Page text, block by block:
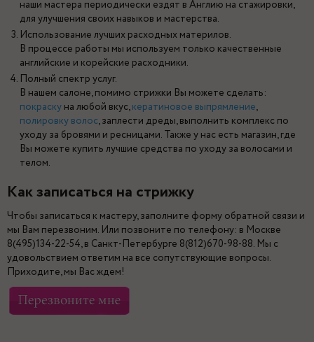
наши мастера периодически ездят в Англию на стажировки,
для улучшения своих навыков и мастерства.
Использование лучших расходных материлов.
В процессе работы мы используем только качественные
английские и корейские расходники.
Полный спектр услуг.
В нашем салоне, помимо стрижки Вы можете сделать:
покраску на любой вкус,кератиновое выпрямление,
полировку волос, заплести дреды, выполнить комплекс по
уходу за бровями и ресницами. Также у нас есть магазин, где
Вы можете купить лучшие средства по уходу за волосами и
телом.
Как записаться на стрижку
Чтобы записаться к мастеру, заполните форму обратной связи и
мы Вам перезвоним. Или позвоните по телефону: в Москве
8(495)134-22-54, в Санкт-Петербурге 8(812)670-98-88. Мы с
удовольствием ответим на все сопутствующие вопросы.
Приходите, мы Вас ждем!